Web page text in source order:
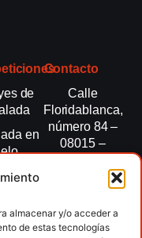
almacenar y/o acceder a
de estas tecnologías
de
en
de
Contacto
Calle
Floridablanca,
número 84 –
08015 –
fedme@fedme.es
934 264 267